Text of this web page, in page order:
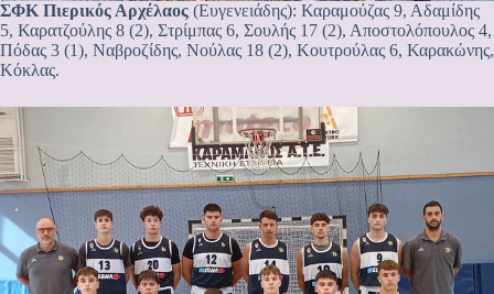
ΣΦΚ Πιερικός Αρχέλαος (Ευγενειάδης): Καραμούζας 9, Αδαμίδης
5, Καρατζούλης 8 (2), Στρίμπας 6, Σουλής 17 (2), Αποστολόπουλος 4,
Πόδας 3 (1), Ναβροζίδης, Νούλας 18 (2), Κουτρούλας 6, Καρακώνης,
Κόκλας.